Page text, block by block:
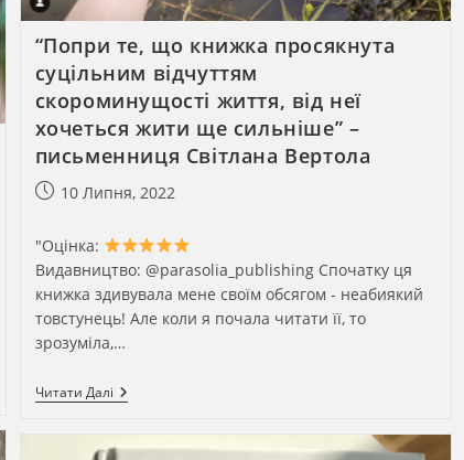
“Попри те, що книжка просякнута
суцільним відчуттям
скороминущості життя, від неї
хочеться жити ще сильніше” –
письменниця Світлана Вертола
Запис10 Липня, 2022
"Оцінка:
Видавництво: @parasolia_publishing Спочатку ця
книжка здивувала мене своїм обсягом - неабиякий
товстунець! Але коли я почала читати її, то
зрозуміла,…
Читати Далі“Попри
Те,
Книжка